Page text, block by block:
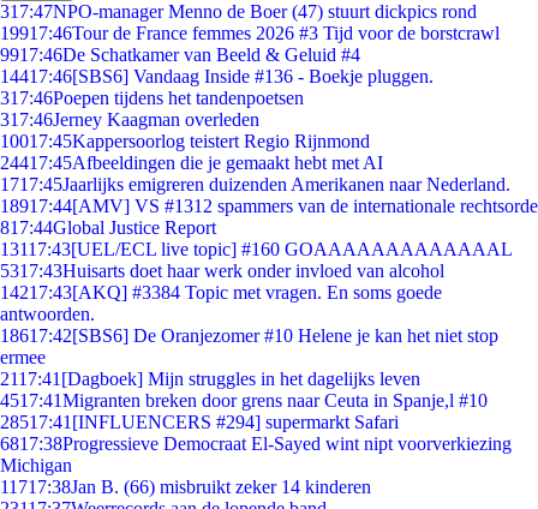
317:47NPO-manager Menno de Boer (47) stuurt dickpics rond
19917:46Tour de France femmes 2026 #3 Tijd voor de borstcrawl
9917:46De Schatkamer van Beeld & Geluid #4
14417:46[SBS6] Vandaag Inside #136 - Boekje pluggen.
317:46Poepen tijdens het tandenpoetsen
317:46Jerney Kaagman overleden
10017:45Kappersoorlog teistert Regio Rijnmond
24417:45Afbeeldingen die je gemaakt hebt met AI
1717:45Jaarlijks emigreren duizenden Amerikanen naar Nederland.
18917:44[AMV] VS #1312 spammers van de internationale rechtsorde
817:44Global Justice Report
13117:43[UEL/ECL live topic] #160 GOAAAAAAAAAAAAAL
5317:43Huisarts doet haar werk onder invloed van alcohol
14217:43[AKQ] #3384 Topic met vragen. En soms goede
antwoorden.
18617:42[SBS6] De Oranjezomer #10 Helene je kan het niet stop
ermee
2117:41 [Dagboek] Mijn struggles in het dagelijks leven
4517:41Migranten breken door grens naar Ceuta in Spanje,l #10
28517:41 [INFLUENCERS #294] supermarkt Safari
6817:38Progressieve Democraat El-Sayed wint nipt voorverkiezing
Michigan
11717:38Jan B. (66) misbruikt zeker 14 kinderen